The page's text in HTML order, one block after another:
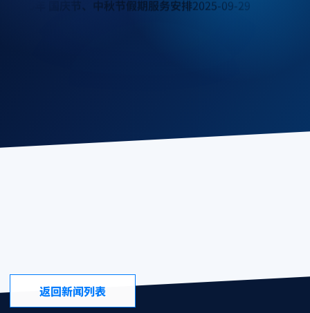
2025年 国庆节、中秋节假期服务安排2025-09-29
返回新闻列表